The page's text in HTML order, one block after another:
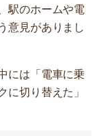
駅のホームや電
意見がありまし
には「電車に乗
に切り替えた」